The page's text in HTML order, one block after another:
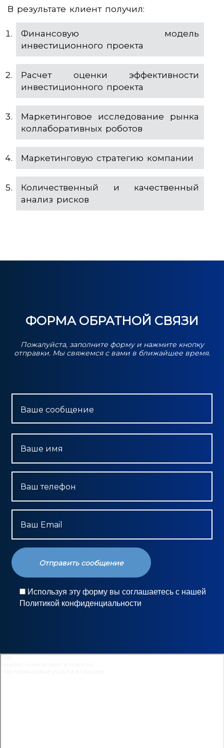
В результате клиент получил:
Финансовую модель
инвестиционного проекта
Расчет оценки эффективности
инвестиционного проекта
Маркетинговое исследование рынка
коллаборативных роботов
Маркетинговую стратегию компании
Количественный и качественный
анализ рисков
ФОРМА ОБРАТНОЙ СВЯЗИ
Пожалуйста, заполните форму и нажмите кнопку
отправки. Мы свяжемся с вами в ближайшее время.
Ваше сообщение
Ваше имя
Ваш телефон
Ваш Email
Используя эту форму вы соглашаетесь с нашей
Политикой конфиденциальности